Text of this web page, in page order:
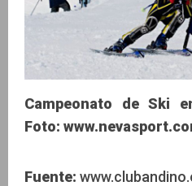
Campeonato de Ski
Foto:
Fuente: